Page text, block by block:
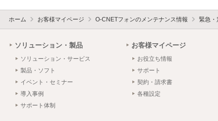
ホーム お客様マイページ O-CNETフォンのメンテナンス情報 緊急・
ソリューション・製品
ソリューション・サービス
製品・ソフト
イベント・セミナー
導入事例
サポート体制
お客様マイページ
お役立ち情報
サポート
契約・請求書
各種設定